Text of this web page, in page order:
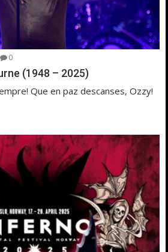
0
(1948 – 2025)
Que en paz descanses, Ozzy!